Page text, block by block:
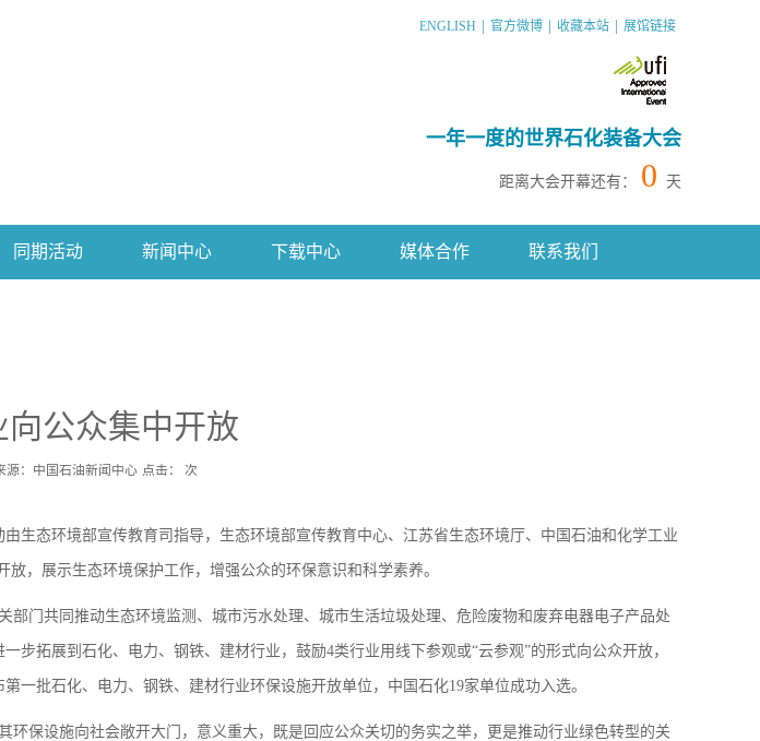
ENGLISH 官方微博 收藏本站 展馆链接
一年一度的世界石化装备大会
距离大会开幕还有： 0 天
同期活动 新闻中心 下载中心 媒体合作 联系我们
向公众集中开放
源：中国石油新闻中心 点击： 次
生态环境部宣传教育司指导，生态环境部宣传教育中心、江苏省生态环境厅、中国石油和化学工业
，展示生态环境保护工作，增强公众的环保意识和科学素养。
门共同推动生态环境监测、城市污水处理、城市生活垃圾处理、危险废物和废弃电器电子产品处
拓展到石化、电力、钢铁、建材行业，鼓励4类行业用线下参观或“云参观”的形式向公众开放，
一批石化、电力、钢铁、建材行业环保设施开放单位，中国石化19家单位成功入选。
保设施向社会敞开大门，意义重大，既是回应公众关切的务实之举，更是推动行业绿色转型的关